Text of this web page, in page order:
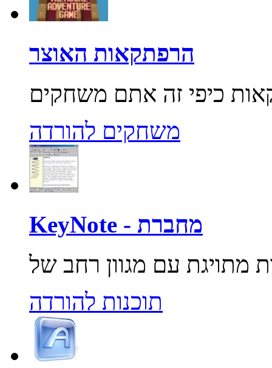
הרפתקאות האוצר
משחקים להורדה
KeyNote - מחברת
תוכנות להורדה